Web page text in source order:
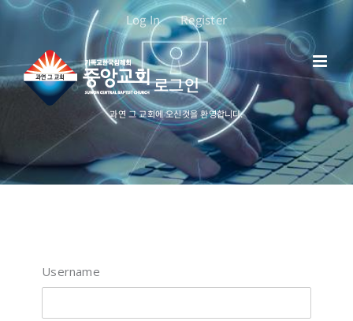
콘
로
건
Log In Register
로그인
과연 그 교회에 오신것을 환영합니다.
Username